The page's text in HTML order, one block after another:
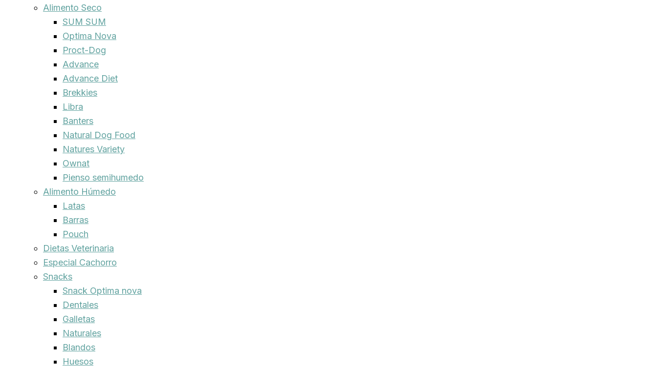
Alimento Seco
SUM SUM
Optima Nova
Proct-Dog
Advance
Advance Diet
Brekkies
Libra
Banters
Natural Dog Food
Natures Variety
Ownat
Pienso semihumedo
Alimento Húmedo
Latas
Barras
Pouch
Dietas Veterinaria
Especial Cachorro
Snacks
Snack Optima nova
Dentales
Galletas
Naturales
Blandos
Huesos